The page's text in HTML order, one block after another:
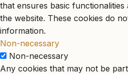
that ensures basic
the website. These cookies do
information.
Non-necessary
Non-necessary
Any cookies that may not be